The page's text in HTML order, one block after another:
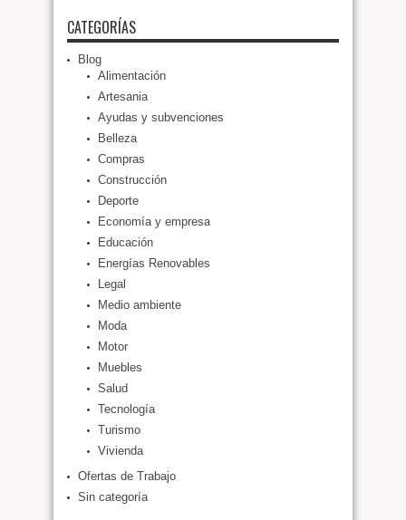
CATEGORÍAS
Blog
Alimentación
Artesania
Ayudas y subvenciones
Belleza
Compras
Construcción
Deporte
Economía y empresa
Educación
Energías Renovables
Legal
Medio ambiente
Moda
Motor
Muebles
Salud
Tecnología
Turismo
Vivienda
Ofertas de Trabajo
Sin categoría